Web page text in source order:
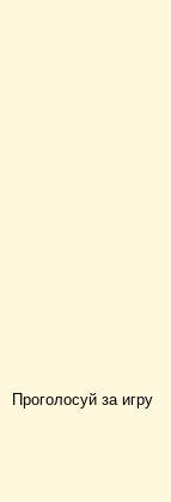
Проголосуй за игру